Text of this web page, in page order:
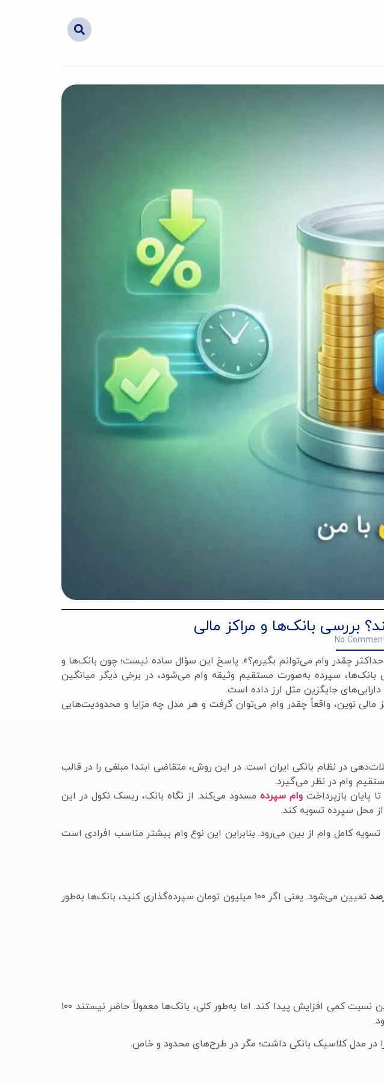
بررسی بانک‌ها و مراکز مالی
No
که «حداکثر چقدر وام می‌توانم بگیرم؟». پاسخ این سؤال ساده نیست؛ چون بانک‌ها و
بانک‌ها، سپرده به‌صورت مستقیم وثیقه وام می‌شود، در برخی دیگر میانگین
جایگزین مثل ارز داده است.
مختلف ایران و مراکز مالی نوین، واقعاً چقدر وام می‌توان گرفت و هر مدل چه مزایا و محدودیت‌هایی
در نظام بانکی ایران است. در این روش، متقاضی ابتدا مبلغی را در قالب
وام در نظر می‌گیرد.
پایان بازپرداختوام سپرده مسدود می‌کند. از نگاه بانک، ریسک نکول در این
محل سپرده تسویه کند.
کامل وام از بین می‌رود. بنابراین این نوع وام بیشتر مناسب افرادی است
تعیین می‌شود. یعنی اگر ۱۰۰ میلیون تومان سپرده‌گذاری کنید، بانک‌ها به‌طور
در برخی طرح‌های خاص، به‌ویژه سپرده‌های بلندمدت با دوره خواب طولانی‌تر، ممکن است این نسبت کمی افزایش پیدا کند. اما به‌طور کلی، بانک‌ها معمولاً حاضر نیستند ۱۰۰